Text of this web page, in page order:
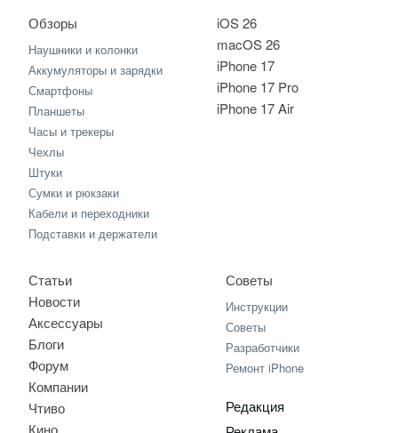
iOS 26
macOS 26
iPhone 17
iPhone 17 Pro
iPhone 17 Air
Обзоры
Наушники и колонки
Аккумуляторы и зарядки
Смартфоны
Планшеты
Часы и трекеры
Чехлы
Штуки
Сумки и рюкзаки
Кабели и переходники
Подставки и держатели
Статьи
Новости
Аксессуары
Блоги
Форум
Компании
Чтиво
Кино
Советы
Инструкции
Советы
Разработчики
Ремонт iPhone
Редакция